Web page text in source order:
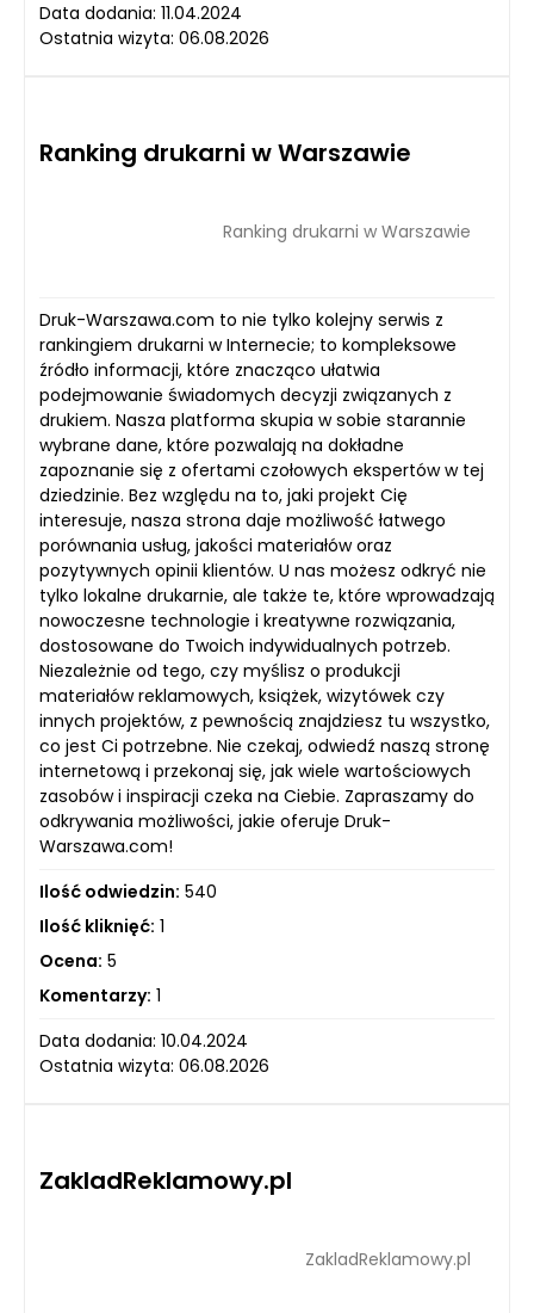
Data dodania: 11.04.2024
Ostatnia wizyta: 06.08.2026
Ranking drukarni w Warszawie
Ranking drukarni w Warszawie
Druk-Warszawa.com to nie tylko kolejny serwis z
rankingiem drukarni w Internecie; to kompleksowe
źródło informacji, które znacząco ułatwia
podejmowanie świadomych decyzji związanych z
drukiem. Nasza platforma skupia w sobie starannie
wybrane dane, które pozwalają na dokładne
zapoznanie się z ofertami czołowych ekspertów w tej
dziedzinie. Bez względu na to, jaki projekt Cię
interesuje, nasza strona daje możliwość łatwego
porównania usług, jakości materiałów oraz
pozytywnych opinii klientów. U nas możesz odkryć nie
tylko lokalne drukarnie, ale także te, które wprowadzają
nowoczesne technologie i kreatywne rozwiązania,
dostosowane do Twoich indywidualnych potrzeb.
Niezależnie od tego, czy myślisz o produkcji
materiałów reklamowych, książek, wizytówek czy
innych projektów, z pewnością znajdziesz tu wszystko,
co jest Ci potrzebne. Nie czekaj, odwiedź naszą stronę
internetową i przekonaj się, jak wiele wartościowych
zasobów i inspiracji czeka na Ciebie. Zapraszamy do
odkrywania możliwości, jakie oferuje Druk-
Warszawa.com!
Ilość odwiedzin: 540
Ilość kliknięć: 1
Ocena: 5
Komentarzy: 1
Data dodania: 10.04.2024
Ostatnia wizyta: 06.08.2026
ZakladReklamowy.pl
ZakladReklamowy.pl